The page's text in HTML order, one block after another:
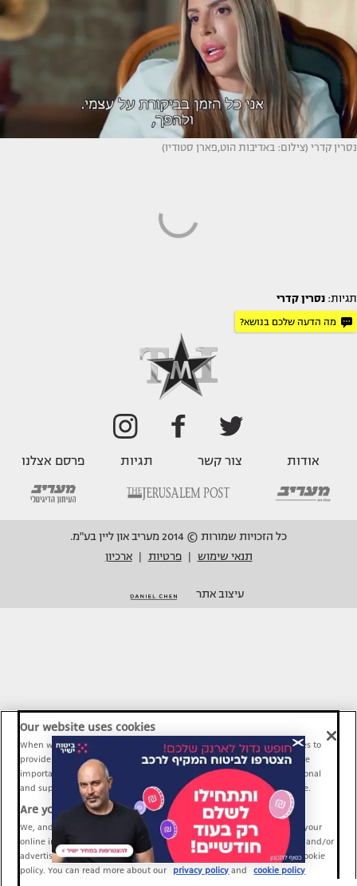
נסרין קדרי (צילום: באדיבות הוט,פארן סטודיו)
תגיות: נסרין קדרי
מה הדעה שלכם בנושא?
אודות צור קשר תגיות פרסם אצלנו
כל הזכויות שמורות © 2014 מעריב און ליין בע"מ.
תנאי שימוש
פרטיות ארכיון
עיצוב אתר
Our website uses cookies
When we provide Maariv, TMI and Sport1 content online, we use cookies to
provide social media features and to analyze our traffic. These tools are
important and necessary for our website functionality. Others are optional
and support Maariv, TMI and Sport1 activity and your online experience.
Are you happy to accept cookies?
We, and our partners, use information about your use of our site and your
online interactions to improve our services and to personalize content and/or
advertising for you. You can read more about our privacy policy and cookie
policy. You can read more about our
privacy policy and cookie policy